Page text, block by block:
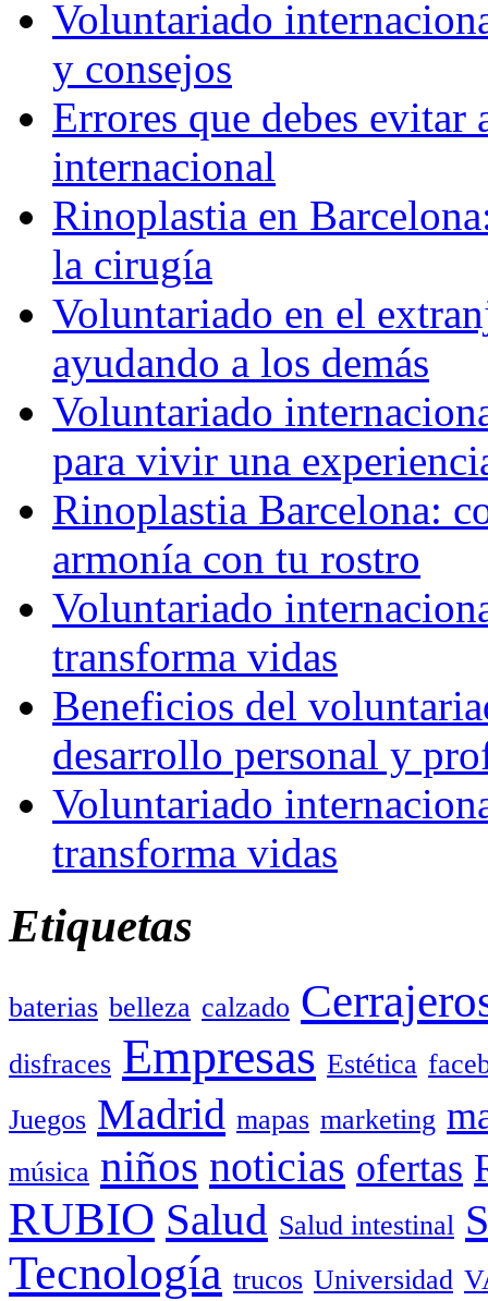
Voluntariado
y consejos
Errores que debes
internacional
Rinoplastia en
la cirugía
Voluntariado en el
ayudando a los demás
Voluntariado
para vivir una
Rinoplastia Barcelona:
armonía con tu rostro
Voluntariado
transforma vidas
Beneficios del
desarrollo personal y
Voluntariado
transforma vidas
Etiquetas
baterias belleza calzado
disfraces Empresas Estética
Juegos Madrid mapas marketing
música niños noticias ofertas
RUBIO Salud Salud intestinal
Tecnología trucos Universidad